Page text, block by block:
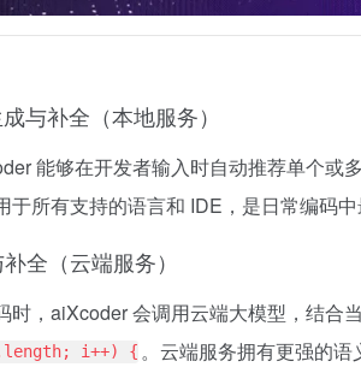
与补全（本地服务）
能够在开发者输入时自动推荐单个或
所有支持的语言和 IDE，是日常编码中
全（云端服务）
时，aiXcoder 会调用云端大模型，结合
i++) { 。云端服务拥有更强的语